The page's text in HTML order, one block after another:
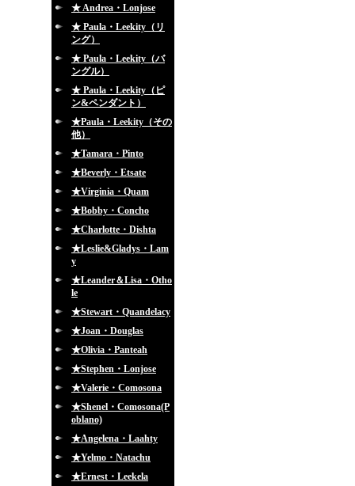
★ Andrea・Lonjose
★ Paula・Leekity（リ
ング）
★ Paula・Leekity（バ
ングル）
★ Paula・Leekity（ピ
ン&ペンダント）
★Paula・Leekity（その
他）
★Tamara・Pinto
★Beverly・Etsate
★Virginia・Quam
★Bobby・Concho
★Charlotte・Dishta
★Leslie&Gladys・Lam
y
★Leander＆Lisa・Otho
le
★Stewart・Quandelacy
★Joan・Douglas
★Olivia・Panteah
★Stephen・Lonjose
★Valerie・Comosona
★Shenel・Comosona(P
oblano)
★Angelena・Laahty
★Yelmo・Natachu
★Ernest・Leekela